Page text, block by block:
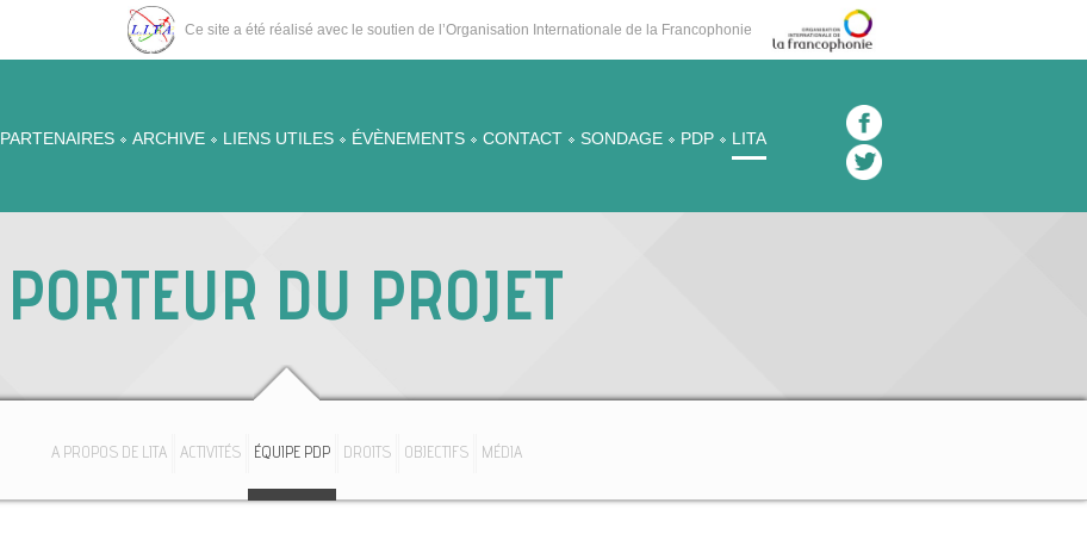
Ce site a été réalisé avec le soutien de l’Organisation Internationale de la Francophonie
PARTENAIRES ARCHIVE LIENS UTILES ÉVÈNEMENTS CONTACT SONDAGE PDP LITA
PORTEUR DU PROJET
A PROPOS DE LITA ACTIVITÉS ÉQUIPE PDP DROITS OBJECTIFS MÉDIA